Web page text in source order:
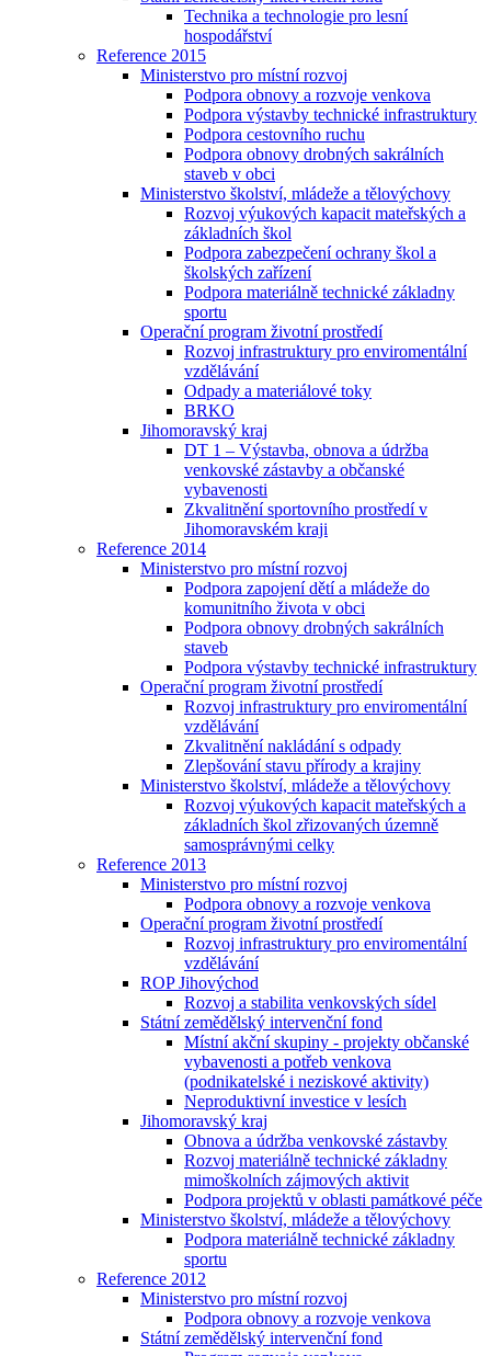
Technika a technologie pro lesní
hospodářství
Reference 2015
Ministerstvo pro místní rozvoj
Podpora obnovy a rozvoje venkova
Podpora výstavby technické infrastruktury
Podpora cestovního ruchu
Podpora obnovy drobných sakrálních
staveb v obci
Ministerstvo školství, mládeže a tělovýchovy
Rozvoj výukových kapacit mateřských a
základních škol
Podpora zabezpečení ochrany škol a
školských zařízení
Podpora materiálně technické základny
sportu
Operační program životní prostředí
Rozvoj infrastruktury pro enviromentální
vzdělávání
Odpady a materiálové toky
BRKO
Jihomoravský kraj
DT 1 – Výstavba, obnova a údržba
venkovské zástavby a občanské
vybavenosti
Zkvalitnění sportovního prostředí v
Jihomoravském kraji
Reference 2014
Ministerstvo pro místní rozvoj
Podpora zapojení dětí a mládeže do
komunitního života v obci
Podpora obnovy drobných sakrálních
staveb
Podpora výstavby technické infrastruktury
Operační program životní prostředí
Rozvoj infrastruktury pro enviromentální
vzdělávání
Zkvalitnění nakládání s odpady
Zlepšování stavu přírody a krajiny
Ministerstvo školství, mládeže a tělovýchovy
Rozvoj výukových kapacit mateřských a
základních škol zřizovaných územně
samosprávnými celky
Reference 2013
Ministerstvo pro místní rozvoj
Podpora obnovy a rozvoje venkova
Operační program životní prostředí
Rozvoj infrastruktury pro enviromentální
vzdělávání
ROP Jihovýchod
Rozvoj a stabilita venkovských sídel
Státní zemědělský intervenční fond
Místní akční skupiny - projekty občanské
vybavenosti a potřeb venkova
(podnikatelské i neziskové aktivity)
Neproduktivní investice v lesích
Jihomoravský kraj
Obnova a údržba venkovské zástavby
Rozvoj materiálně technické základny
mimoškolních zájmových aktivit
Podpora projektů v oblasti památkové péče
Ministerstvo školství, mládeže a tělovýchovy
Podpora materiálně technické základny
sportu
Reference 2012
Ministerstvo pro místní rozvoj
Podpora obnovy a rozvoje venkova
Státní zemědělský intervenční fond